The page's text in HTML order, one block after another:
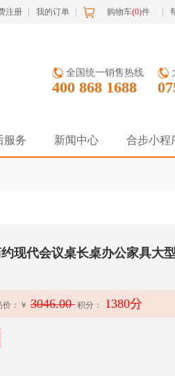
购物车(0)件
我的订单
注册
全国统一销售热线
400 868 1688
服务 新闻中心 合步小程
： ￥ 3046.00 积分： 1380分